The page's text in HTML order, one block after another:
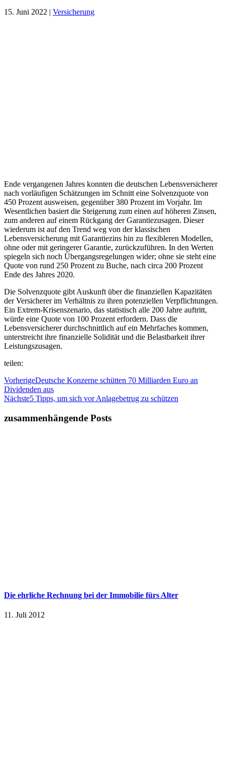
15. Juni 2022 | Versicherung
Ende vergangenen Jahres konnten die deutschen Lebensversicherer
nach vorläufigen Schätzungen im Schnitt eine Solvenzquote von
450 Prozent ausweisen, gegenüber 380 Prozent im Vorjahr. Im
Wesentlichen basiert die Steigerung zum einen auf höheren Zinsen,
zum anderen auf einem Rückgang der Garantiezusagen. Dieser
wiederum ist auf den Trend weg von der klassischen
Lebensversicherung mit Garantiezins hin zu flexibleren Modellen,
ohne oder mit geringerer Garantie, zurückzuführen. In den Werten
spiegeln sich noch Übergangsregelungen wider; ohne sie steht eine
Quote von rund 250 Prozent zu Buche, nach circa 200 Prozent
Ende des Jahres 2020.
Die Solvenzquote gibt Auskunft über die finanziellen Kapazitäten
der Versicherer im Verhältnis zu ihren potenziellen Verpflichtungen.
Ein Extrem-Krisenszenario, das statistisch alle 200 Jahre auftritt,
würde eine Quote von 100 Prozent erfordern. Dass die
Lebensversicherer durchschnittlich auf ein Mehrfaches kommen,
unterstreicht ihre finanzielle Solidität und die Belastbarkeit ihrer
Leistungszusagen.
teilen:
VorherigeDeutsche Konzerne schütten 70 Milliarden Euro an
Dividenden aus
Nächste5 Tipps, um sich vor Anlagebetrug zu schützen
zusammenhängende Posts
Die ehrliche Rechnung bei der Immobilie fürs Alter
11. Juli 2012